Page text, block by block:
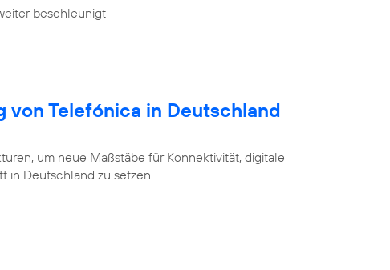
beschleunigt
Telefónica in Deutschland
um neue Maßstäbe für Konnektivität, digitale
in Deutschland zu setzen